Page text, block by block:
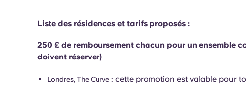
Liste des résidences et tarifs proposés :
250 £ de remboursement chacun pour un ensemble
doivent réserver)
Londres, The Curve : cette promotion est valable pour